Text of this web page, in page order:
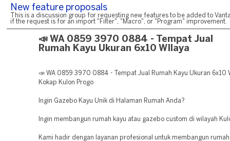
New feature proposals
This is a discussion group for requesting new features to be added to
if the request is for an import "Filter", "Macro", or "Program" improvement.
📣 WA 0859 3970 0884 - Tempat Jual
Rumah Kayu Ukuran 6x10 WIlaya
📣 WA 0859 3970 0884 - Tempat Jual Rumah Kayu Ukuran 6x10
Kokap Kulon Progo
Ingin Gazebo Kayu Unik di Halaman Rumah Anda?
Ingin membangun rumah kayu atau gazebo custom di wilayah
Kami hadir dengan layanan profesional untuk membangun rumah